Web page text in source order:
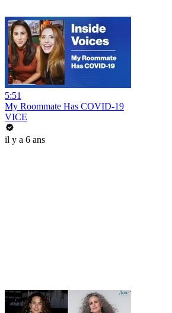
5:51
My Roommate Has COVID-19
VICE
il y a 6 ans